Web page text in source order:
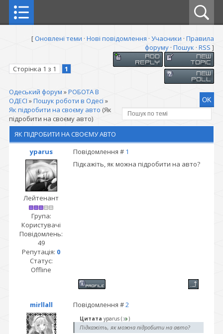
[Оновлені теми · Нові повідомлення · Учасники · Правила
форуму · Пошук · RSS ]
Сторінка 1 з 1 1
Одеський форум »РОБОТА В
ОДЕСІ »Пошук роботи в Одесі »
Як підробити на своєму авто (Як
підробити на своєму авто)
ЯК ПІДРОБИТИ НА СВОЄМУ АВТО
yparus
Повідомлення # 1
Лейтенант
Група:
Користувачі
Повідомлень:
49
Репутація: 0
Статус:
Offline
Підкажіть, як можна підробити на авто?
mirllall Повідомлення #2
Цитата yparus ( )
Підкажіть, як можна підробити на авто?